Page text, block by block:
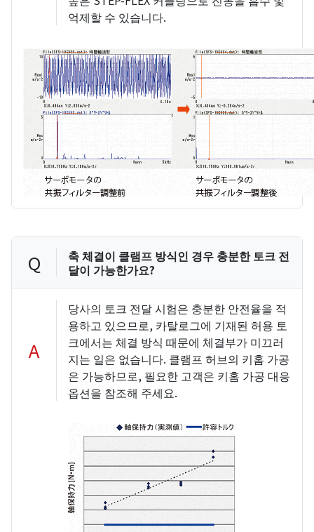
억제할 수 있습니다.
Q
축 체결이 클램프 방식인 경우 충분한 토크 전
달이 가능한가요?
A
당사의 토크 전달 시험은 충분한 안전율을 적
용하고 있으므로, 카탈로그에 기재된 허용 토
크에서는 체결 방식 때문에 체결부가 미끄러
지는 일은 없습니다. 클램프 허브의 키홈 가공
은 가능하므로, 필요한 고객은 키홈 가공 대응
옵션을 참조해 주세요.